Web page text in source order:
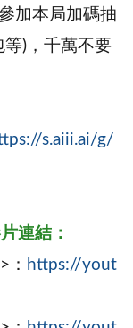
加本局加碼抽
)，千萬不要
s.aiii.ai/g/
連結：
： https://yout